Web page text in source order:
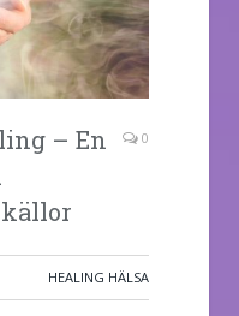
– En
0
HEALING HÄLSA